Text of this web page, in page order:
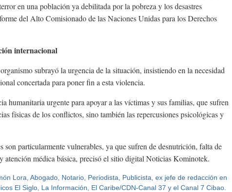
en una población ya debilitada por la pobreza y los desastres
del Alto Comisionado de las Naciones Unidas para los Derechos
internacional
subrayó la urgencia de la situación, insistiendo en la necesidad
concertada para poner fin a esta violencia.
humanitaria urgente para apoyar a las víctimas y sus familias, que sufren
físicas de los conflictos, sino también las repercusiones psicológicas y
son particularmente vulnerables, ya que sufren de desnutrición, falta de
atención médica básica, precisó el sitio digital Noticias Kominotek.
Lora, Abogado, Notario, Periodista, Publicista, ex jefe de redacción en
El Siglo, La Información, El Caribe/CDN-Canal 37 y el Canal 7 Cibao.